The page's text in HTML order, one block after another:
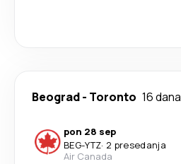
Beograd- Toronto 16 dana
pon 28 sep
BEG-YTZ· 2 presedanja
Air Canada